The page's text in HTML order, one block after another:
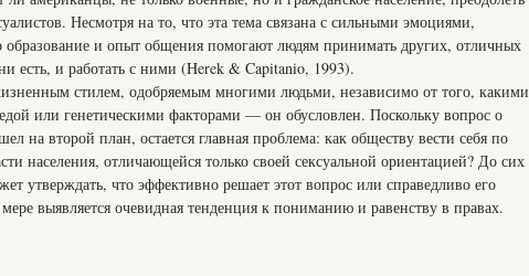
Несмотря на то, что эта тема связана с сильными эмоциями,
образование и опыт общения помогают людям принимать других, отличных
есть, и работать с ними (Herek & Capitanio, 1993).
стилем, одобряемым многими людьми, независимо от того, какими
или генетическими факторами — он обусловлен. Поскольку вопрос о
на второй план, остается главная проблема: как обществу вести себя по
населения, отличающейся только своей сексуальной ориентацией? До сих
утверждать, что эффективно решает этот вопрос или справедливо его
выявляется очевидная тенденция к пониманию и равенству в правах.